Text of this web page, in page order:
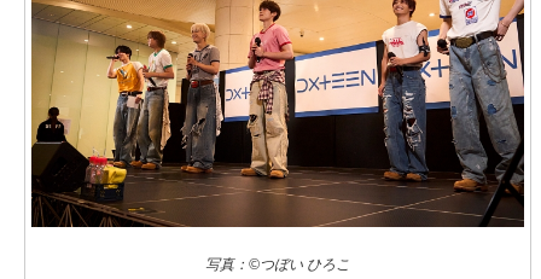
写真：©つぼい ひろこ